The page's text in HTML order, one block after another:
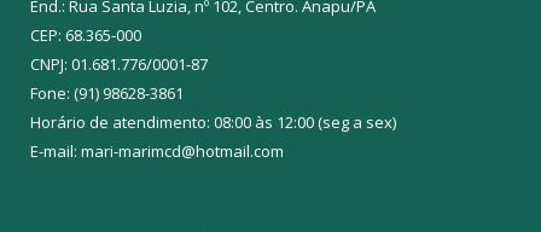
End.: Rua Santa Luzia, nº 102, Centro. Anapu/PA
CEP: 68.365-000
CNPJ: 01.681.776/0001-87
Fone: (91) 98628-3861
Horário de atendimento: 08:00 às 12:00 (seg a sex)
E-mail: mari-marimcd@hotmail.com